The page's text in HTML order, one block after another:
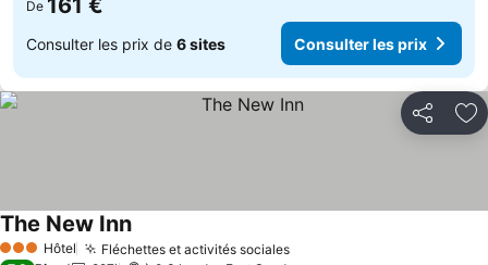
De 161 €
Consulter les prix de 6 sites Consulter les prix
Partager
3 ÉtoilesHôtel Fléchettes et activités socialesConsulter les prix
The New InnConsulter les prix